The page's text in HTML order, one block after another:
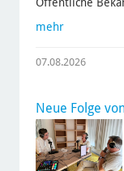
mehr
07.08.2026
Neue Folge